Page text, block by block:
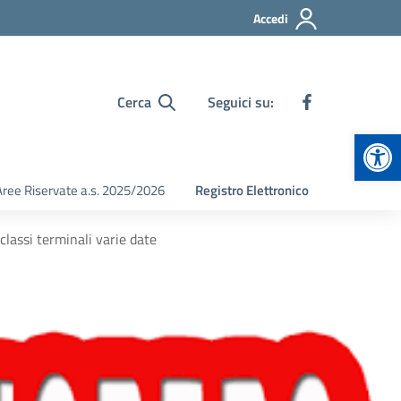
Accedi
Cerca Seguici su:
Riservate a.s. 2025/2026 Registro Elettronico
terminali varie date